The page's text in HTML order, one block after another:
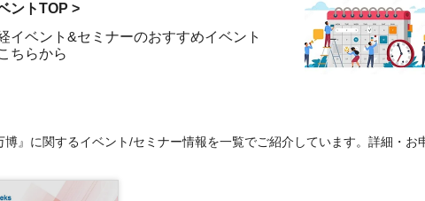
ントTOP >
イベント&セミナーのおすすめイベント
ちらから
』に関するイベント/セミナー情報を一覧でご紹介しています。詳細・お